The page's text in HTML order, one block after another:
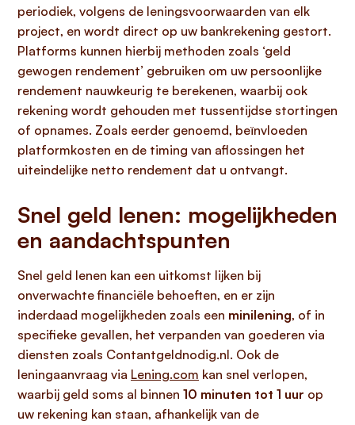
periodiek, volgens de leningsvoorwaarden van elk
project, en wordt direct op uw bankrekening gestort.
Platforms kunnen hierbij methoden zoals ‘geld
gewogen rendement’ gebruiken om uw persoonlijke
rendement nauwkeurig te berekenen, waarbij ook
rekening wordt gehouden met tussentijdse stortingen
of opnames. Zoals eerder genoemd, beïnvloeden
platformkosten en de timing van aflossingen het
uiteindelijke netto rendement dat u ontvangt.
Snel geld lenen: mogelijkheden
en aandachtspunten
Snel geld lenen kan een uitkomst lijken bij
onverwachte financiële behoeften, en er zijn
inderdaad mogelijkheden zoals een minilening, of in
specifieke gevallen, het verpanden van goederen via
diensten zoals Contantgeldnodig.nl. Ook de
leningaanvraag via Lening.com kan snel verlopen,
waarbij geld soms al binnen 10 minuten tot 1 uur op
uw rekening kan staan, afhankelijk van de